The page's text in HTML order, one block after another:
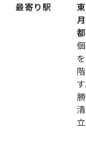
最寄り駅